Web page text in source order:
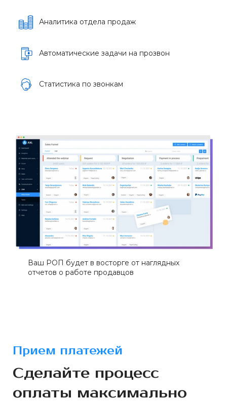
Ваш РОП будет в восторге от наглядных
отчетов о работе продавцов
Аналитика отдела продаж
Автоматические задачи на прозвон
Статистика по звонкам
Прием платежей
Сделайте процесс
оплаты максимально